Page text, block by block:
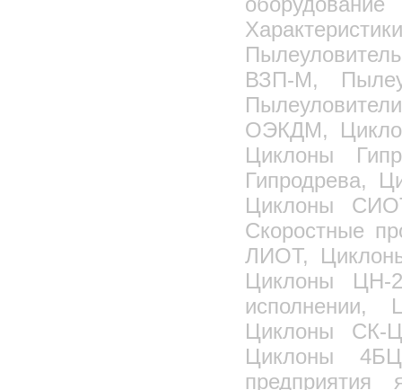
ВЗП-М,
ОЭКДМ,
Циклоны
Гипродрева,
Циклоны
Скоростные
ЛИОТ,
Циклоны ЦН-
Циклоны СК-
Циклоны